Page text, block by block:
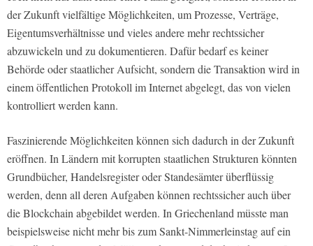
der Zukunft vielfältige Möglichkeiten, um Prozesse, Verträge,
Eigentumsverhältnisse und vieles andere mehr rechtssicher
abzuwickeln und zu dokumentieren. Dafür bedarf es keiner
Behörde oder staatlicher Aufsicht, sondern die Transaktion wird in
einem öffentlichen Protokoll im Internet abgelegt, das von vielen
kontrolliert werden kann.
Faszinierende Möglichkeiten können sich dadurch in der Zukunft
eröffnen. In Ländern mit korrupten staatlichen Strukturen könnten
Grundbücher, Handelsregister oder Standesämter überflüssig
werden, denn all deren Aufgaben können rechtssicher auch über
die Blockchain abgebildet werden. In Griechenland müsste man
beispielsweise nicht mehr bis zum Sankt-Nimmerleinstag auf ein